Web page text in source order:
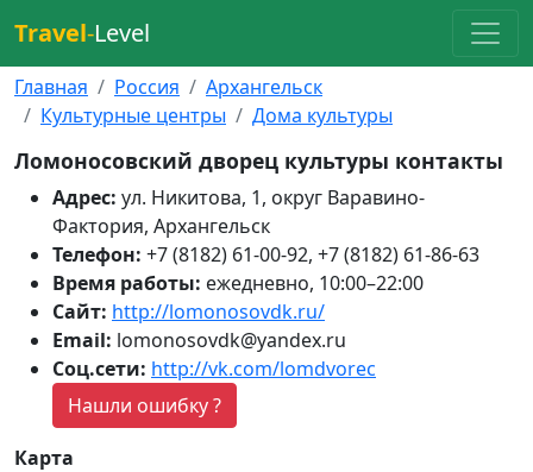
Travel-Level
Главная Россия
Архангельск
Культурные центры
Дома культуры
Ломоносовский дворец культуры контакты
Адрес: ул. Никитова, 1, округ Варавино-
Фактория, Архангельск
Телефон: +7 (8182) 61-00-92, +7 (8182) 61-86-63
Время работы: ежедневно, 10:00–22:00
Сайт: http://lomonosovdk.ru/
Email: lomonosovdk@yandex.ru
Соц.сети: http://vk.com/lomdvorec
Нашли ошибку ?
Карта